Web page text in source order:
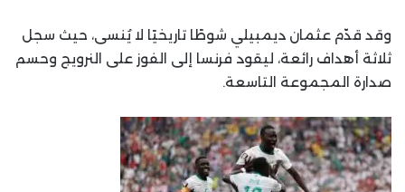
وقد قدّم عثمان ديمبيلي شوطًا تاريخيًا لا يُنسى، حيث سجل
ثلاثة أهداف رائعة، ليقود فرنسا إلى الفوز على النرويج وحسم
صدارة المجموعة التاسعة.